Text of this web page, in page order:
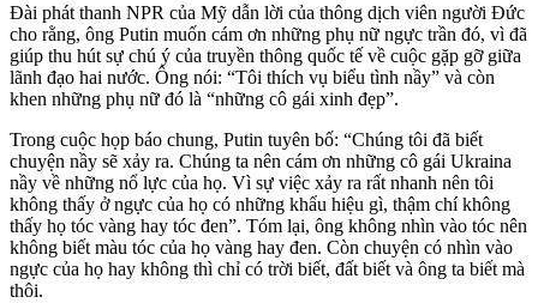
Đài phát thanh NPR của Mỹ dẫn lời của thông dịch viên người Đức
cho rằng, ông Putin muốn cám ơn những phụ nữ ngực trần đó, vì đã
giúp thu hút sự chú ý của truyền thông quốc tế về cuộc gặp gỡ giữa
lãnh đạo hai nước. Ông nói: “Tôi thích vụ biểu tình nầy” và còn
khen những phụ nữ đó là “những cô gái xinh đẹp”.
Trong cuộc họp báo chung, Putin tuyên bố: “Chúng tôi đã biết
chuyện nầy sẽ xảy ra. Chúng ta nên cám ơn những cô gái Ukraina
nầy về những nổ lực của họ. Vì sự việc xảy ra rất nhanh nên tôi
không thấy ở ngực của họ có những khẩu hiệu gì, thậm chí không
thấy họ tóc vàng hay tóc đen”. Tóm lại, ông không nhìn vào tóc nên
không biết màu tóc của họ vàng hay đen. Còn chuyện có nhìn vào
ngực của họ hay không thì chỉ có trời biết, đất biết và ông ta biết mà
thôi.